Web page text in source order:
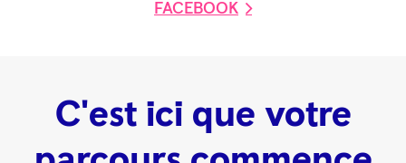
FACEBOOK
C'est ici que votre